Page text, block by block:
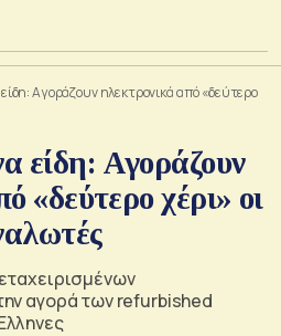
Αγοράζουν ηλεκτρονικά από «δεύτερο
είδη: Αγοράζουν
«δεύτερο χέρι» οι
αγορά των refurbished